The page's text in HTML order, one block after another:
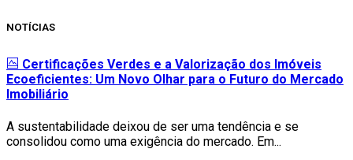
NOTÍCIAS
Certificações Verdes e a Valorização dos Imóveis
Ecoeficientes: Um Novo Olhar para o Futuro do Mercado
Imobiliário
A sustentabilidade deixou de ser uma tendência e se
consolidou como uma exigência do mercado. Em...